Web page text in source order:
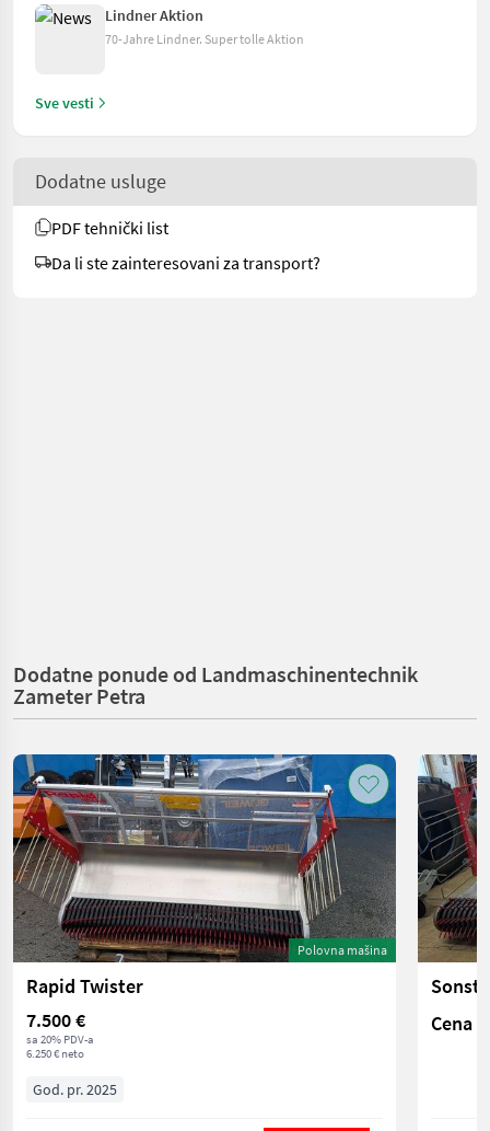
Lindner Aktion
70-Jahre Lindner. Super tolle Aktion
Sve vesti
Dodatne usluge
PDF tehnički list
Da li ste zainteresovani za transport?
Dodatne ponude od Landmaschinentechnik
Zameter Petra
Polovna mašina
Rapid Twister
7.500 €
sa 20% PDV-a
6.250 € neto
God. pr. 2025
Cena